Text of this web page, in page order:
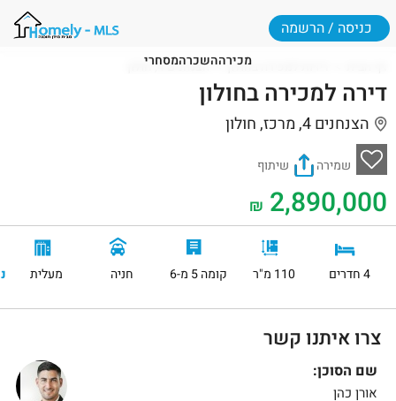
מכירההשכרהמסחרי
כניסה / הרשמה
דירות למכירה בחולון הצנחנים 4, חולון
דירה למכירה בחולון
הצנחנים 4, מרכז, חולון
שמירה שיתוף
2,890,000
₪
4 חדרים 110 מ"ר קומה 5 מ-6 חניה מעלית
צרו איתנו קשר
שם הסוכן:
אורן כהן